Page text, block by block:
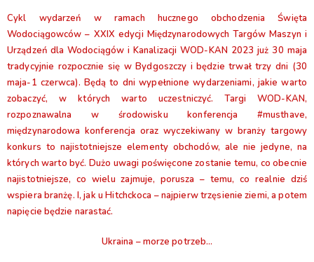
Cykl wydarzeń w ramach hucznego obchodzenia Święta
Wodociągowców – XXIX edycji Międzynarodowych Targów Maszyn i
Urządzeń dla Wodociągów i Kanalizacji WOD-KAN 2023 już 30 maja
tradycyjnie rozpocznie się w Bydgoszczy i będzie trwał trzy dni (30
maja-1 czerwca). Będą to dni wypełnione wydarzeniami, jakie warto
zobaczyć, w których warto uczestniczyć. Targi WOD-KAN,
rozpoznawalna w środowisku konferencja #musthave,
międzynarodowa konferencja oraz wyczekiwany w branży targowy
konkurs to najistotniejsze elementy obchodów, ale nie jedyne, na
których warto być. Dużo uwagi poświęcone zostanie temu, co obecnie
najistotniejsze, co wielu zajmuje, porusza – temu, co realnie dziś
wspiera branżę. I, jak u Hitchckoca – najpierw trzęsienie ziemi, a potem
napięcie będzie narastać.
Ukraina – morze potrzeb…